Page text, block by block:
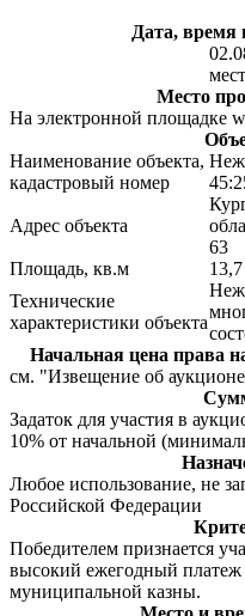
Дата, время
Место
На электронной площадке
Наименование объекта,
кадастровый номер
Адрес объекта
63
Площадь, кв.м
13,7
Технические
характеристики объекта
Начальная цена права
см. "Извещение об
Задаток для участия в
10% от начальной
Любое использование, не
Российской Федерации
Победителем признается
высокий ежегодный платеж
муниципальной казны.